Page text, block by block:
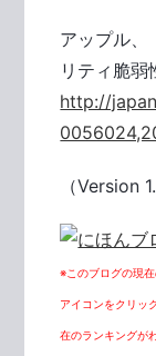
アップル、
リティ脆弱
http://
（Version
※このブログの現
アイコンをクリッ
在のランキングが